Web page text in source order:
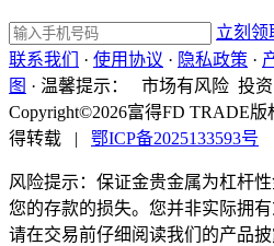
立刻领
联系我们
· 使用协议 · 隐私政策 ·
图 · 温馨提示：
市场有风险 投
Copyright©2026富得FD TRADE
得转载
| 鄂ICP备2025133593号
风险提示：保证金贵金属为杠杆
您的存款的损失。您并非实际拥
请在交易前仔细阅读我们的产品